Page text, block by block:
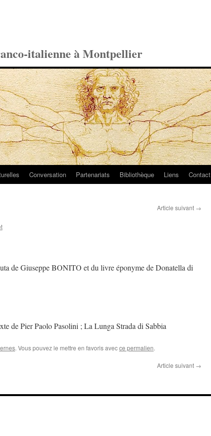
italienne à Montpellier
Conversation Partenariats Bibliothèque Liens Contact
Article suivant →
de Giuseppe BONITO et du livre éponyme de Donatella di
de Pier Paolo Pasolini ; La Lunga Strada di Sabbia
. Vous pouvez le mettre en favoris avecce permalien.
Article suivant →